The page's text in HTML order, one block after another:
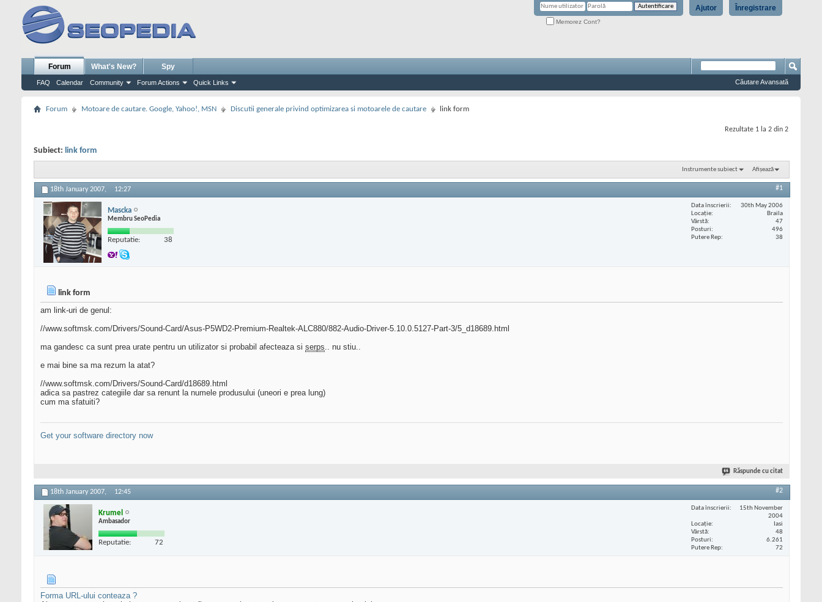
Înregistrare
Ajutor
Memorez Cont?
Forum
FAQ Calendar Community Forum Actions Quick Links
What's New? Spy
Căutare Avansată
Forum Motoare de cautare. Google, Yahoo!, MSN Discutii generale privind optimizarea si motoarele de cautare link form
Rezultate 1 la 2 din 2
Subiect: link form
Instrumente subiect Afișează
18th January 2007, 12:27 #1
Mascka
Membru SeoPedia
Reputatie: 38
Data înscrierii
30th May 2006
Locaţie
Braila
Vârstă
47
Posturi
496
Putere Rep
38
link form
am link-uri de genul:
//www.softmsk.com/Drivers/Sound-Card/Asus-P5WD2-Premium-Realtek-ALC880/882-Audio-Driver-5.10.0.5127-Part-3/5_d18689.html
ma gandesc ca sunt prea urate pentru un utilizator si probabil afecteaza si serps.. nu stiu..
e mai bine sa ma rezum la atat?
//www.softmsk.com/Drivers/Sound-Card/d18689.html
adica sa pastrez categiile dar sa renunt la numele produsului (uneori e prea lung)
cum ma sfatuiti?
Get your software directory now
Răspunde cu citat
18th January 2007, 12:45 #2
Krumel
Ambasador
Reputatie: 72
Data înscrierii
15th November
2004
Locaţie
Iasi
Vârstă
48
Posturi
6.261
Putere Rep
72
Forma URL-ului conteaza ?